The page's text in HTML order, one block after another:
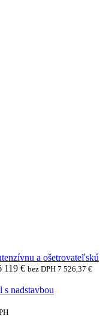
a ošetrovateľskú
119 € bez DPH 7 526,37 €
nadstavbou